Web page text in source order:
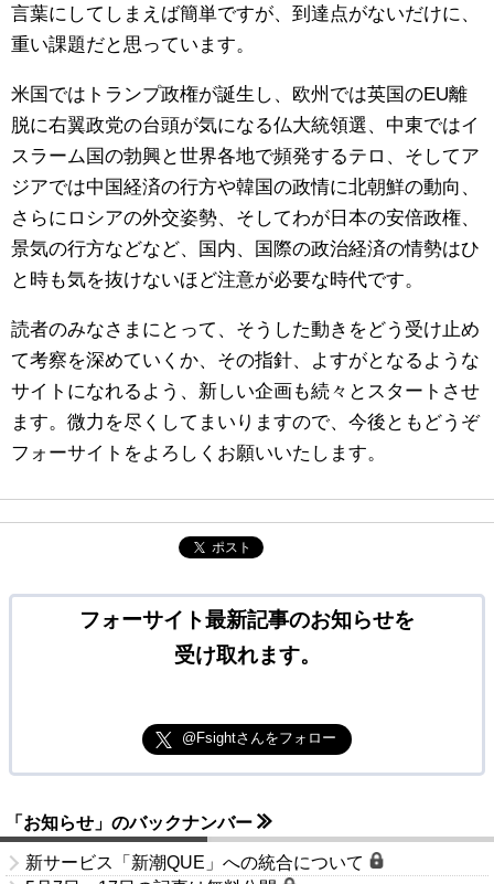
言葉にしてしまえば簡単ですが、到達点がないだけに、
重い課題だと思っています。
米国ではトランプ政権が誕生し、欧州では英国のEU離
脱に右翼政党の台頭が気になる仏大統領選、中東ではイ
スラーム国の勃興と世界各地で頻発するテロ、そしてア
ジアでは中国経済の行方や韓国の政情に北朝鮮の動向、
さらにロシアの外交姿勢、そしてわが日本の安倍政権、
景気の行方などなど、国内、国際の政治経済の情勢はひ
と時も気を抜けないほど注意が必要な時代です。
読者のみなさまにとって、そうした動きをどう受け止め
て考察を深めていくか、その指針、よすがとなるような
サイトになれるよう、新しい企画も続々とスタートさせ
ます。微力を尽くしてまいりますので、今後ともどうぞ
フォーサイトをよろしくお願いいたします。
ポスト
フォーサイト最新記事のお知らせを
受け取れます。
@Fsightさんをフォロー
「お知らせ」のバックナンバー
新サービス「新潮QUE」への統合について